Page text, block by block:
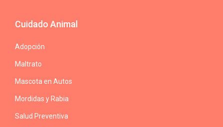
Cuidado Animal
Adopción
Maltrato
Mascota en Autos
Mordidas y Rabia
Salud Preventiva